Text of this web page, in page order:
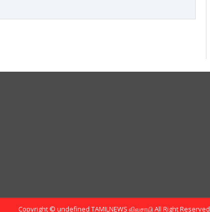
Copyright © undefined TAMILNEWS விவசாயிAll Right Reserved